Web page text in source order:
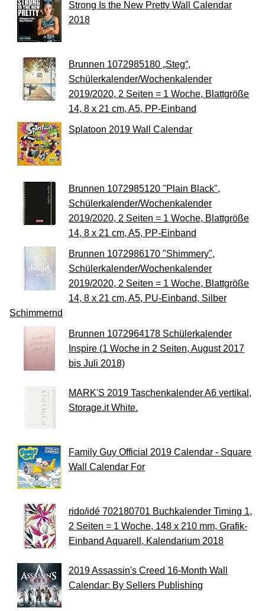
Strong Is the New Pretty Wall Calendar
2018
Brunnen 1072985180 „Steg“,
Schülerkalender/Wochenkalender
2019/2020, 2 Seiten = 1 Woche, Blattgröße
14, 8 x 21 cm, A5, PP-Einband
Splatoon 2019 Wall Calendar
Brunnen 1072985120 "Plain Black",
Schülerkalender/Wochenkalender
2019/2020, 2 Seiten = 1 Woche, Blattgröße
14, 8 x 21 cm, A5, PP-Einband
Brunnen 1072986170 "Shimmery",
Schülerkalender/Wochenkalender
2019/2020, 2 Seiten = 1 Woche, Blattgröße
14, 8 x 21 cm, A5, PU-Einband, Silber
Schimmernd
Brunnen 1072964178 Schülerkalender
Inspire (1 Woche in 2 Seiten, August 2017
bis Juli 2018)
MARK'S 2019 Taschenkalender A6 vertikal,
Storage.it White.
Family Guy Official 2019 Calendar - Square
Wall Calendar For
rido/idé 702180701 Buchkalender Timing 1,
2 Seiten = 1 Woche, 148 x 210 mm, Grafik-
Einband Aquarell, Kalendarium 2018
2019 Assassin's Creed 16-Month Wall
Calendar: By Sellers Publishing